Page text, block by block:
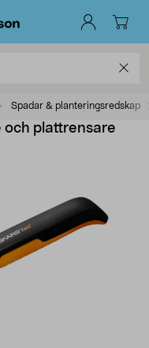
Spadar & planteringsredskap
och plattrensare